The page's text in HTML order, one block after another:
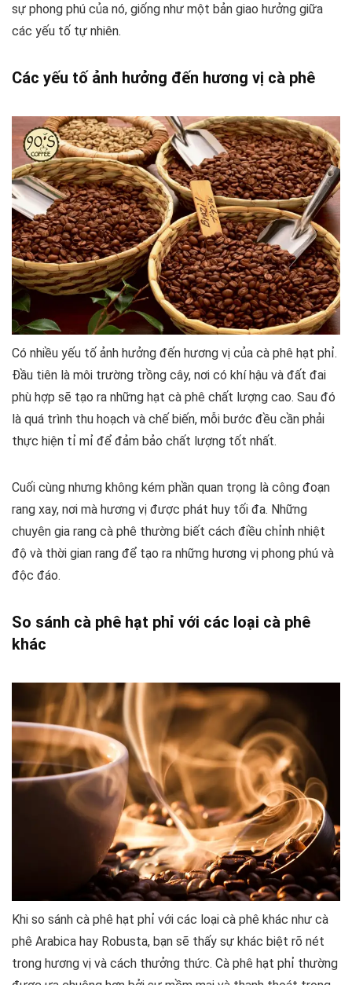
sự phong phú của nó, giống như một bản giao hưởng giữa
các yếu tố tự nhiên.
Các yếu tố ảnh hưởng đến hương vị cà phê
Có nhiều yếu tố ảnh hưởng đến hương vị của cà phê hạt phỉ.
Đầu tiên là môi trường trồng cây, nơi có khí hậu và đất đai
phù hợp sẽ tạo ra những hạt cà phê chất lượng cao. Sau đó
là quá trình thu hoạch và chế biến, mỗi bước đều cần phải
thực hiện tỉ mỉ để đảm bảo chất lượng tốt nhất.
Cuối cùng nhưng không kém phần quan trọng là công đoạn
rang xay, nơi mà hương vị được phát huy tối đa. Những
chuyên gia rang cà phê thường biết cách điều chỉnh nhiệt
độ và thời gian rang để tạo ra những hương vị phong phú và
độc đáo.
So sánh cà phê hạt phỉ với các loại cà phê
khác
Khi so sánh cà phê hạt phỉ với các loại cà phê khác như cà
phê Arabica hay Robusta, bạn sẽ thấy sự khác biệt rõ nét
trong hương vị và cách thưởng thức. Cà phê hạt phỉ thường